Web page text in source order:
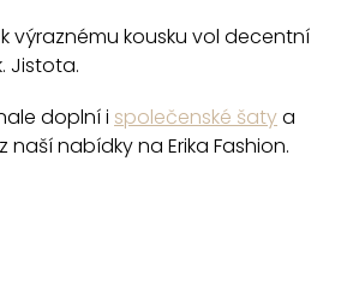
k výraznému kousku vol decentní
Jistota.
doplní i společenské šatya
z naší nabídky na Erika Fashion.